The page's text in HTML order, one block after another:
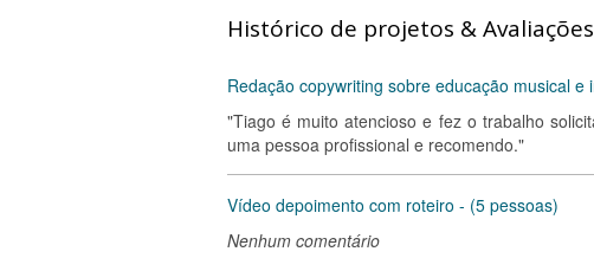
Histórico de projetos &
Redação copywriting sobre educação musical e
"Tiago é muito atencioso e fez o trabalho
uma pessoa profissional e recomendo."
Vídeo depoimento com roteiro - (5 pessoas)
Nenhum comentário